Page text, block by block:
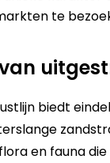
te
biedt
en fauna